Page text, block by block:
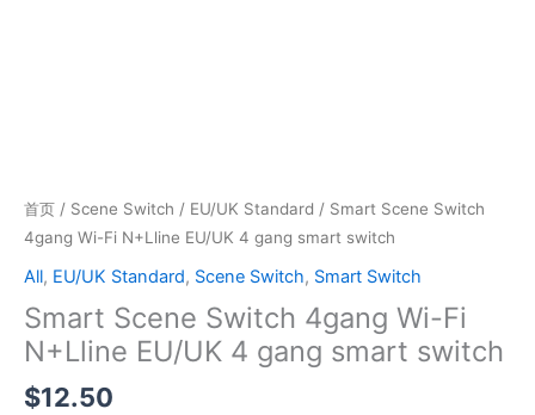
首页 / Scene Switch / EU/UK Standard / Smart Scene Switch
4gang Wi-Fi N+Lline EU/UK 4 gang smart switch
All, EU/UK Standard, Scene Switch, Smart Switch
Smart Scene Switch 4gang Wi-Fi
N+Lline EU/UK 4 gang smart switch
$12.50